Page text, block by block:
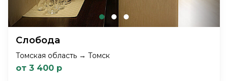
Слобода
Томская область → Томск
от 3 400 р